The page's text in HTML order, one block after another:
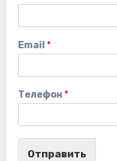
Email *
Телефон *
Отправить